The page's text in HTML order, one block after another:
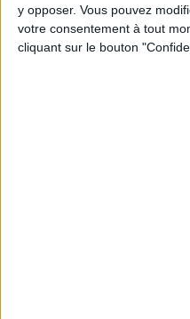
y opposer. Vous pouvez
votre consentement à tout
cliquant sur le bouton